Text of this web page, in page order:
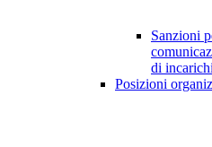
Sanzioni
di
Posizioni